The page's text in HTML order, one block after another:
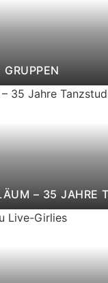
– 35 JAHRE